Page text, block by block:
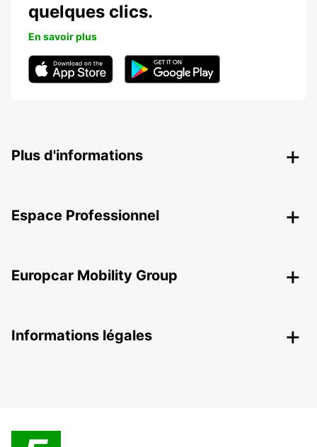
quelques clics.
En savoir plus
Plus d'informations
Espace Professionnel
Europcar Mobility Group
Informations légales